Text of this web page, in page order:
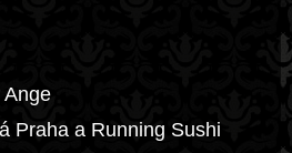
Ange
Praha a Running Sushi